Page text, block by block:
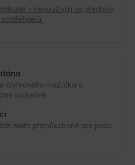
– nepoužívají se předpisy
čtyřnohého mazlíčka a
společně.
místo přizpůsobené pro práci